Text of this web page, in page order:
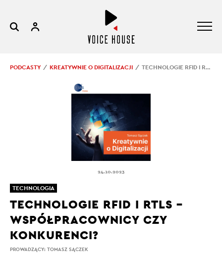
PODCASTY KREATYWNIE O DIGITALIZACJI TECHNOLOGIE RFID I RTLS – WSPÓŁPRACOWNICY CZY KONKURENCI?
24.10.2023
PROWADZĄCY: TOMASZ SĄCZEK
TECHNOLOGIE RFID I RTLS –
WSPÓŁPRACOWNICY CZY
KONKURENCI?
TECHNOLOGIA